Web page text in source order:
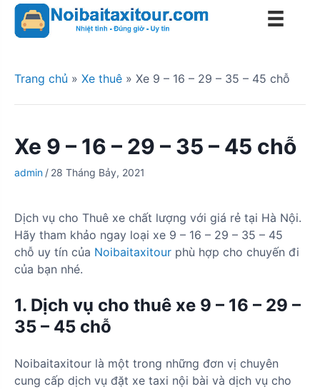
Trang chủ » Xe thuê » Xe 9 – 16 – 29 – 35 – 45 chỗ
Xe 9 – 16 – 29 – 35 – 45 chỗ
admin / 28 Tháng Bảy, 2021
Dịch vụ cho Thuê xe chất lượng với giá rẻ tại Hà Nội.
Hãy tham khảo ngay loại xe 9 – 16 – 29 – 35 – 45
chỗ uy tín của Noibaitaxitour phù hợp cho chuyến đi
của bạn nhé.
1. Dịch vụ cho thuê xe 9 – 16 – 29 –
35 – 45 chỗ
Noibaitaxitour là một trong những đơn vị chuyên
cung cấp dịch vụ đặt xe taxi nội bài và dịch vụ cho